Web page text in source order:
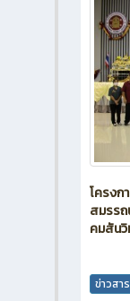
โครงก
สมรรถ
คมสัน
ข่าวสา